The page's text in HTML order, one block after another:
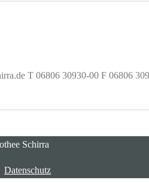
T 06806 30930-00 F 06806
Schirra
Datenschutz